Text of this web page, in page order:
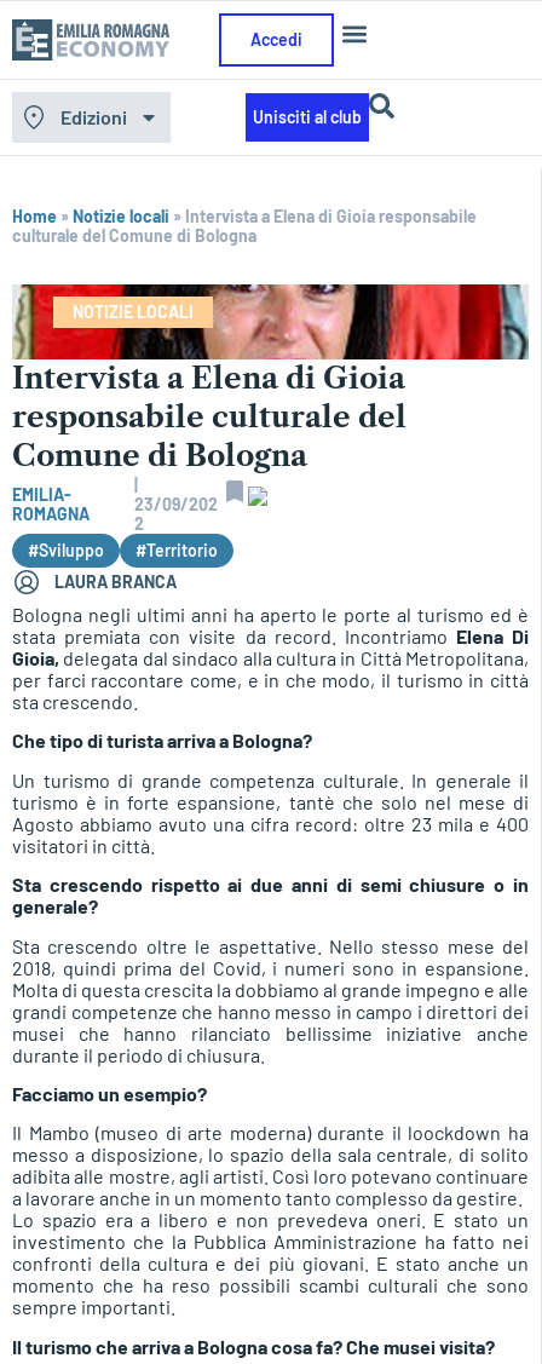
Accedi
Edizioni Unisciti al club
Home »Notizie locali » Intervista a Elena di Gioia responsabile
culturale del Comune di Bologna
NOTIZIE LOCALI
Intervista a Elena di Gioia
responsabile culturale del
Comune di Bologna
EMILIA-
ROMAGNA
23/09/202
2
#Sviluppo
#Territorio
LAURA BRANCA
Bologna negli ultimi anni ha aperto le porte al turismo ed è
stata premiata con visite da record. Incontriamo Elena Di
Gioia, delegata dal sindaco alla cultura in Città Metropolitana,
per farci raccontare come, e in che modo, il turismo in città
sta crescendo.
Che tipo di turista arriva a Bologna?
Un turismo di grande competenza culturale. In generale il
turismo è in forte espansione, tantè che solo nel mese di
Agosto abbiamo avuto una cifra record: oltre 23 mila e 400
visitatori in città.
Sta crescendo rispetto ai due anni di semi chiusure o in
generale?
Sta crescendo oltre le aspettative. Nello stesso mese del
2018, quindi prima del Covid, i numeri sono in espansione.
Molta di questa crescita la dobbiamo al grande impegno e alle
grandi competenze che hanno messo in campo i direttori dei
musei che hanno rilanciato bellissime iniziative anche
durante il periodo di chiusura.
Facciamo un esempio?
Il Mambo (museo di arte moderna) durante il loockdown ha
messo a disposizione, lo spazio della sala centrale, di solito
adibita alle mostre, agli artisti. Così loro potevano continuare
a lavorare anche in un momento tanto complesso da gestire.
Lo spazio era a libero e non prevedeva oneri. E stato un
investimento che la Pubblica Amministrazione ha fatto nei
confronti della cultura e dei più giovani. E stato anche un
momento che ha reso possibili scambi culturali che sono
sempre importanti.
Il turismo che arriva a Bologna cosa fa? Che musei visita?